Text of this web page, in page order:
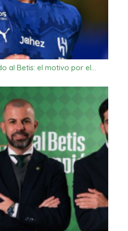
al Betis: el motivo por el…